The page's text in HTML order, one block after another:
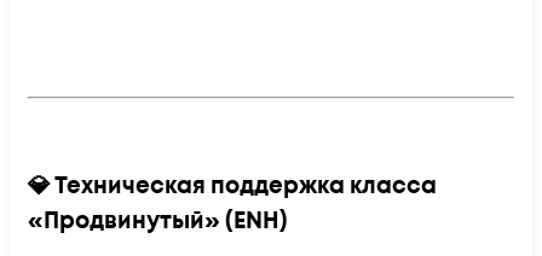
💎 Техническая поддержка класса
«Продвинутый» (ENH)